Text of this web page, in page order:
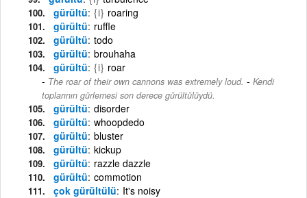
gürültü {i} roaring
gürültü ruffle
gürültü todo
gürültü brouhaha
gürültü {i} roar
The roar of their own cannons was extremely loud. - Kendi
toplarının gürlemesi son derece gürültülüydü.
gürültü disorder
gürültü whoopdedo
gürültü bluster
gürültü kickup
gürültü razzle dazzle
gürültü commotion
çok gürültülü It's noisy